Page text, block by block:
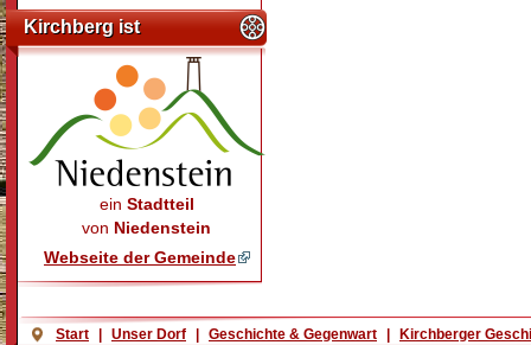
Kirchberg ist
ein Stadtteil
von Niedenstein
Webseite der Gemeinde
Start Unser Dorf Geschichte & Gegenwart Kirchberger